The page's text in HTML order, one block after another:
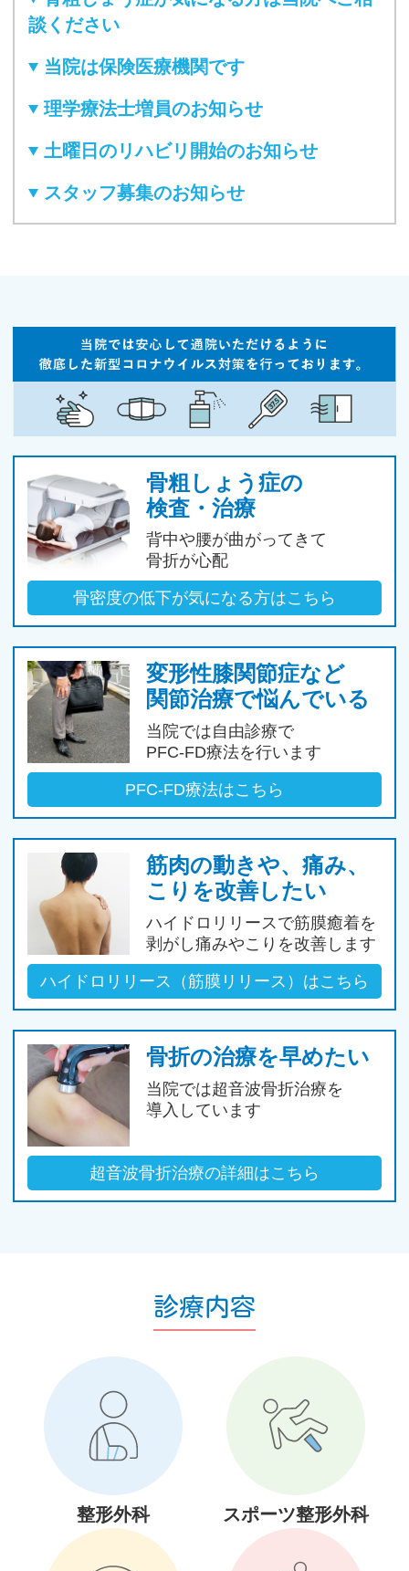
談ください
当院は保険医療機関です
理学療法士増員のお知らせ
土曜日のリハビリ開始のお知らせ
スタッフ募集のお知らせ
骨粗しょう症の
検査・治療
背中や腰が曲がってきて
骨折が心配
骨密度の低下が気になる方はこちら
変形性膝関節症など
関節治療で悩んでいる
当院では自由診療で
PFC-FD療法を行います
PFC-FD療法はこちら
筋肉の動きや、痛み、
こりを改善したい
ハイドロリリースで筋膜癒着を
剥がし痛みやこりを改善します
ハイドロリリース （筋膜リリース）はこちら
骨折の治療を早めたい
当院では超音波骨折治療を
導入しています
超音波骨折治療の詳細はこちら
診療内容
整形外科 スポーツ整形外科